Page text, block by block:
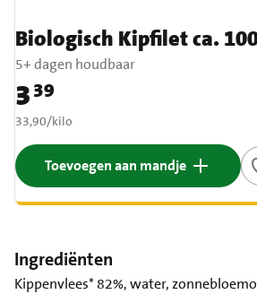
Biologisch Kipfilet ca.
5+ dagen houdbaar
Prijs: € 3,39
339
€ 33,90 per kilo
33,90/kilo
Toevoegen aan mandje
Ingrediënten
Kippenvlees* 82%, water,